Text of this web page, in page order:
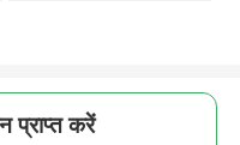
carry!
प्राप्त करें